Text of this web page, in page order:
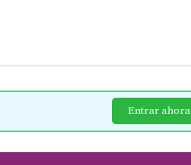
Entrar ahora